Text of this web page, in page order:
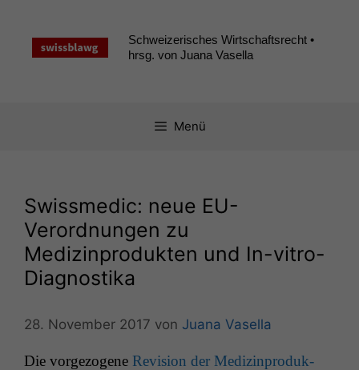
springen
Schweizerisches Wirtschaftsrecht •
hrsg. von Juana Vasella
Menü
Swissmedic: neue EU-
Verordnungen zu
Medizinprodukten und In-vitro-
Diagnostika
28. November 2017 von Juana Vasella
Die vorge­zo­gene Revi­sion der Medi­z­in­pro­duk­